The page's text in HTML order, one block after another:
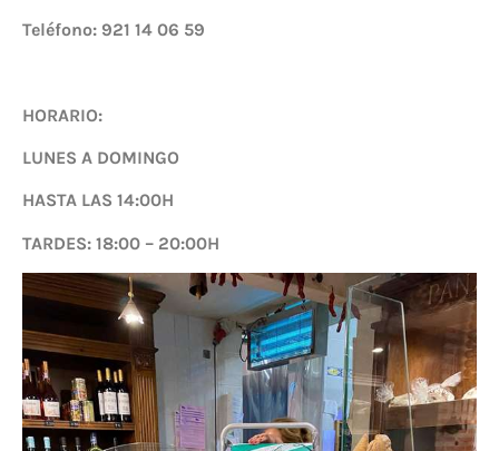
Teléfono: 921 14 06 59
HORARIO:
LUNES A DOMINGO
HASTA LAS 14:00H
TARDES: 18:00 – 20:00H